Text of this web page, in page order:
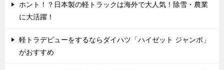
ホント！？日本製の軽トラックは海外で大人気！除雪・農業
に大活躍！
軽トラデビューをするならダイハツ「ハイゼット ジャンボ」
がおすすめ